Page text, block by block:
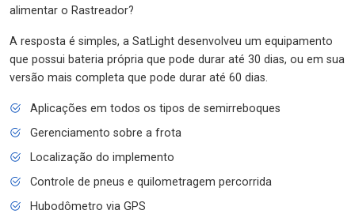
alimentar o Rastreador?
A resposta é simples, a SatLight desenvolveu um equipamento
que possui bateria própria que pode durar até 30 dias, ou em sua
versão mais completa que pode durar até 60 dias.
Aplicações em todos os tipos de semirreboques
Gerenciamento sobre a frota
Localização do implemento
Controle de pneus e quilometragem percorrida
Hubodômetro via GPS